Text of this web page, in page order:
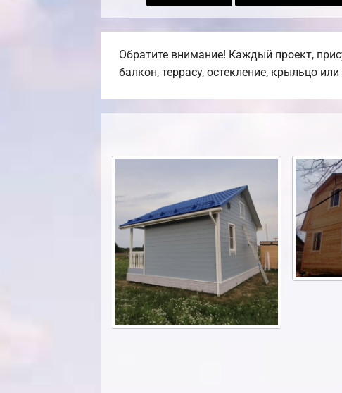
Обратите внимание! Каждый проект,
балкон, террасу, остекление, крыльцо или